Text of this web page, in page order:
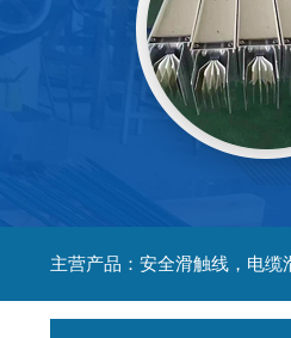
主营产品：安全滑触线，电缆